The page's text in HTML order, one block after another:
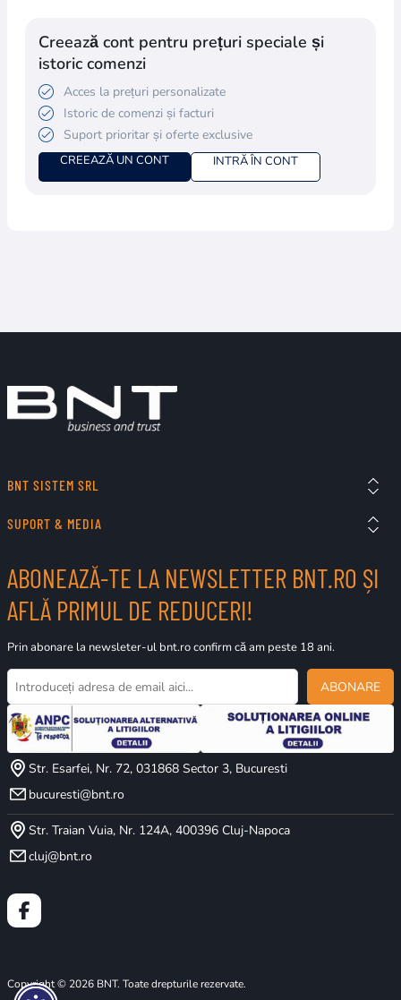
Creează cont pentru prețuri speciale și
istoric comenzi
Acces la prețuri personalizate
Istoric de comenzi și facturi
Suport prioritar și oferte exclusive
CREEAZĂ UN CONT INTRĂ ÎN CONT
BNT SISTEM SRL
SUPORT & MEDIA
ABONEAZĂ-TE LA NEWSLETTER BNT.RO ȘI
AFLĂ PRIMUL DE REDUCERI!
Prin abonare la newsleter-ul bnt.ro confirm că am peste 18 ani.
ABONARE
Str. Esarfei, Nr. 72, 031868 Sector 3, Bucuresti
bucuresti@bnt.ro
Str. Traian Vuia, Nr. 124A, 400396 Cluj-Napoca
cluj@bnt.ro
Copyright © 2026 BNT. Toate drepturile rezervate.